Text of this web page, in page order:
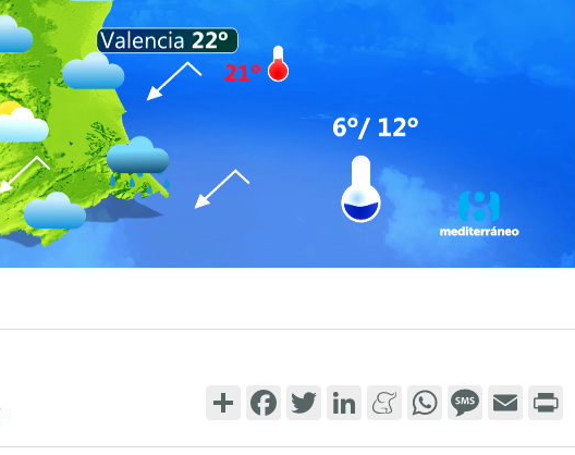
ShareFacebook
TwitterLinkedInMeneame
WhatsApp
Message
Email